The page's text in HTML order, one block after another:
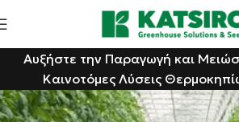
Αυξήστε την Παραγωγή και
Καινοτόμες Λύσεις